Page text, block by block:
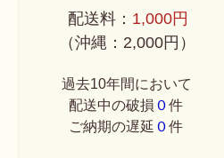
配送料： 1,000円
（沖縄：2,000円）
過去10年間において
配送中の破損 ０件
ご納期の遅延 ０件